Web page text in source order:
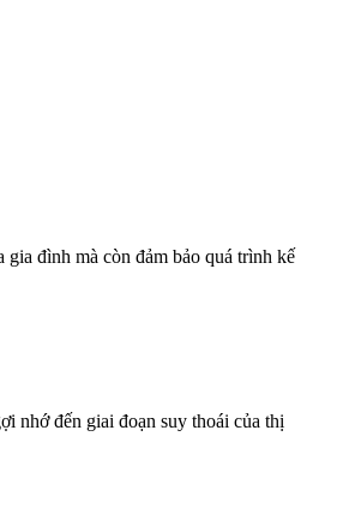
đình mà còn đảm bảo quá trình kế
nhớ đến giai đoạn suy thoái của thị